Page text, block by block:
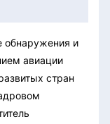
обнаружения и
авиации
стран